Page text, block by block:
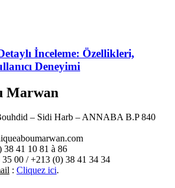
İnceleme: Özellikleri,
Deneyimi
Marwan
– Sidi Harb – ANNABA B.P 840
38 41 10 81 à 86
00 / +213 (0) 38 41 34 34
: Cliquez ici.